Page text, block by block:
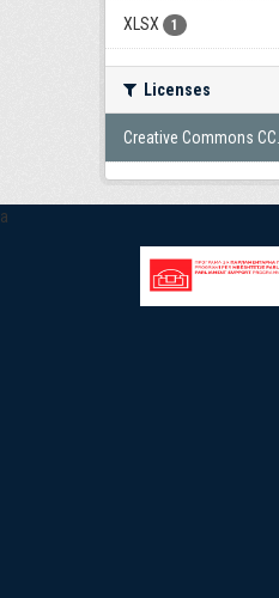
XLSX 1
Licenses
Creative Commons CC...
a